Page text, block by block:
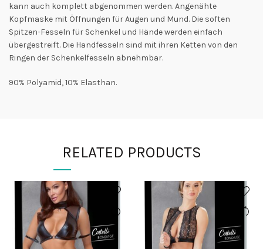
kann auch komplett abgenommen werden. Angenähte
Kopfmaske mit Öffnungen für Augen und Mund. Die soften
Spitzen-Fesseln für Schenkel und Hände werden einfach
übergestreift. Die Handfesseln sind mit ihren Ketten von den
Ringen der Schenkelfesseln abnehmbar.
90% Polyamid, 10% Elasthan.
RELATED PRODUCTS